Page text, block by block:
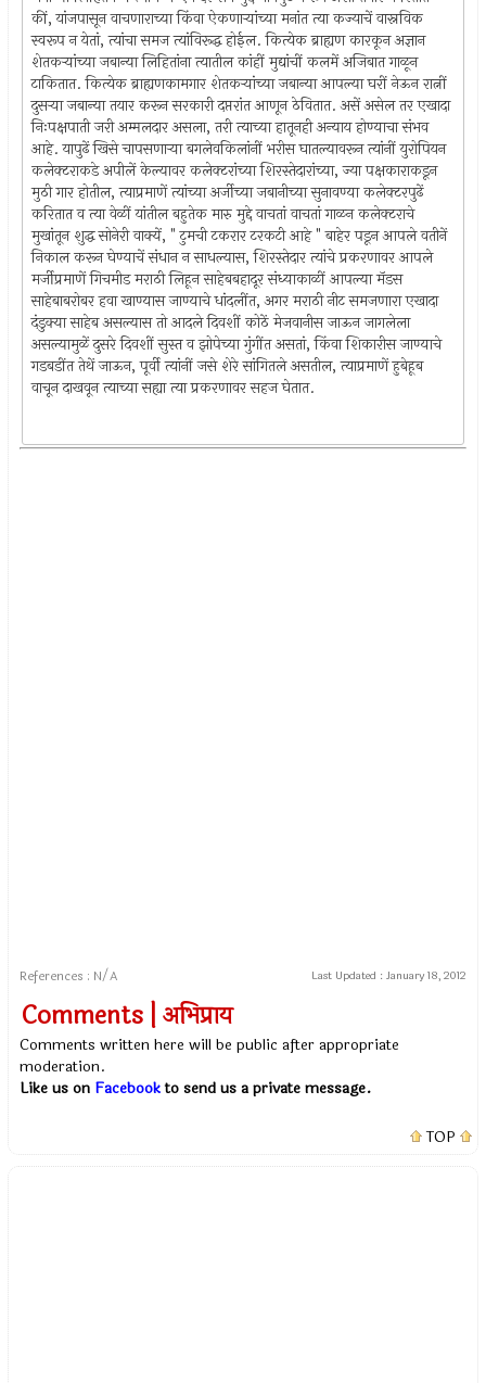
कीं, यांजपासून वाचणाराच्या किंवा ऐकणार्‍यांच्या मनांत त्या कज्याचें वास्नविक
स्वरूप न येतां, त्यांचा समज त्यांविरूद्ध होईल. कित्येक ब्राह्यण कारकून अज्ञान
शेतकर्‍यांच्या जबान्या लिहितांना त्यातील कांहीं मुद्यांचीं कलमें अजिबात गाळून
टाकितात. कित्येक ब्राह्यणकामगार शेतकर्‍यांच्या जबान्या आपल्या घरीं नेऊन रात्नीं
दुसर्‍या जबान्या तयार करून सरकारी दप्तरांत आणून ठेवितात. असें असेल तर एखादा
निःपक्षपाती जरी अम्मलदार असला, तरी त्याच्या हातूनही अन्याय होण्याचा संभव
आहे. यापुढें खिसे चापसणार्‍या बगलेवकिलांनीं भरीस घातल्यावरून त्यांनीं युरोपियन
कलेक्टराकडे अपीलें केल्यावर कलेक्टरांच्या शिरस्तेदारांच्या, ज्या पक्षकाराकडून
मुठी गार होतील, त्याप्रमाणें त्यांच्या अर्जीच्या जबानीच्या सुनावण्या कलेक्टरपुढें
करितात व त्या वेळीं यांतील बहुतेक मारु मुद्दे वाचतां वाचतां गाळन कलेक्टराचे
मुखांतून शुद्ध सोनेरी वाक्यें, " टुमची टकरार टरकटी आहे " बाहेर पडून आपले वतीनें
निकाल करून घेण्याचें संधान न साधल्यास, शिरस्तेदार त्यांचे प्रकरणावर आपले
मर्जीप्रमाणें गिचमीड मराठी लिहून साहेबबहादूर संध्याकाळीं आपल्या मॅडस
साहेबाबरोबर हवा खाण्यास जाण्याचे धांदलींत, अगर मराठी नीट समजणारा एखादा
दंडुक्या साहेब असल्यास तो आदले दिवशीं कोठें मेजवानीस जाऊन जागलेला
असल्यामुळें दुसरे दिवशीं सुस्त व झोपेच्या गुंगींत असतां, किंवा शिकारीस जाण्याचे
गडबडींत तेथें जाऊन, पूर्वी त्यांनीं जसे शेरे सांगितले असतील, त्याप्रमाणें हुबेहूब
वाचून दाखवून त्याच्या सह्या त्या प्रकरणावर सहज घेतात.
References : N/A Last Updated : January 18, 2012
Comments | अभिप्राय
Comments written here will be public after appropriate
moderation.
Like us on Facebookto send us a private message.
TOP